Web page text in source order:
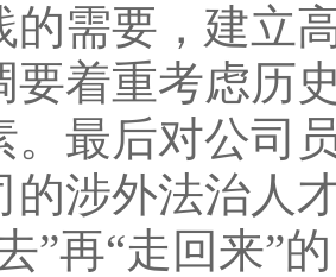
的需要，建立
要着重考虑历
。最后对公司
的涉外法治人
”再“走回来”